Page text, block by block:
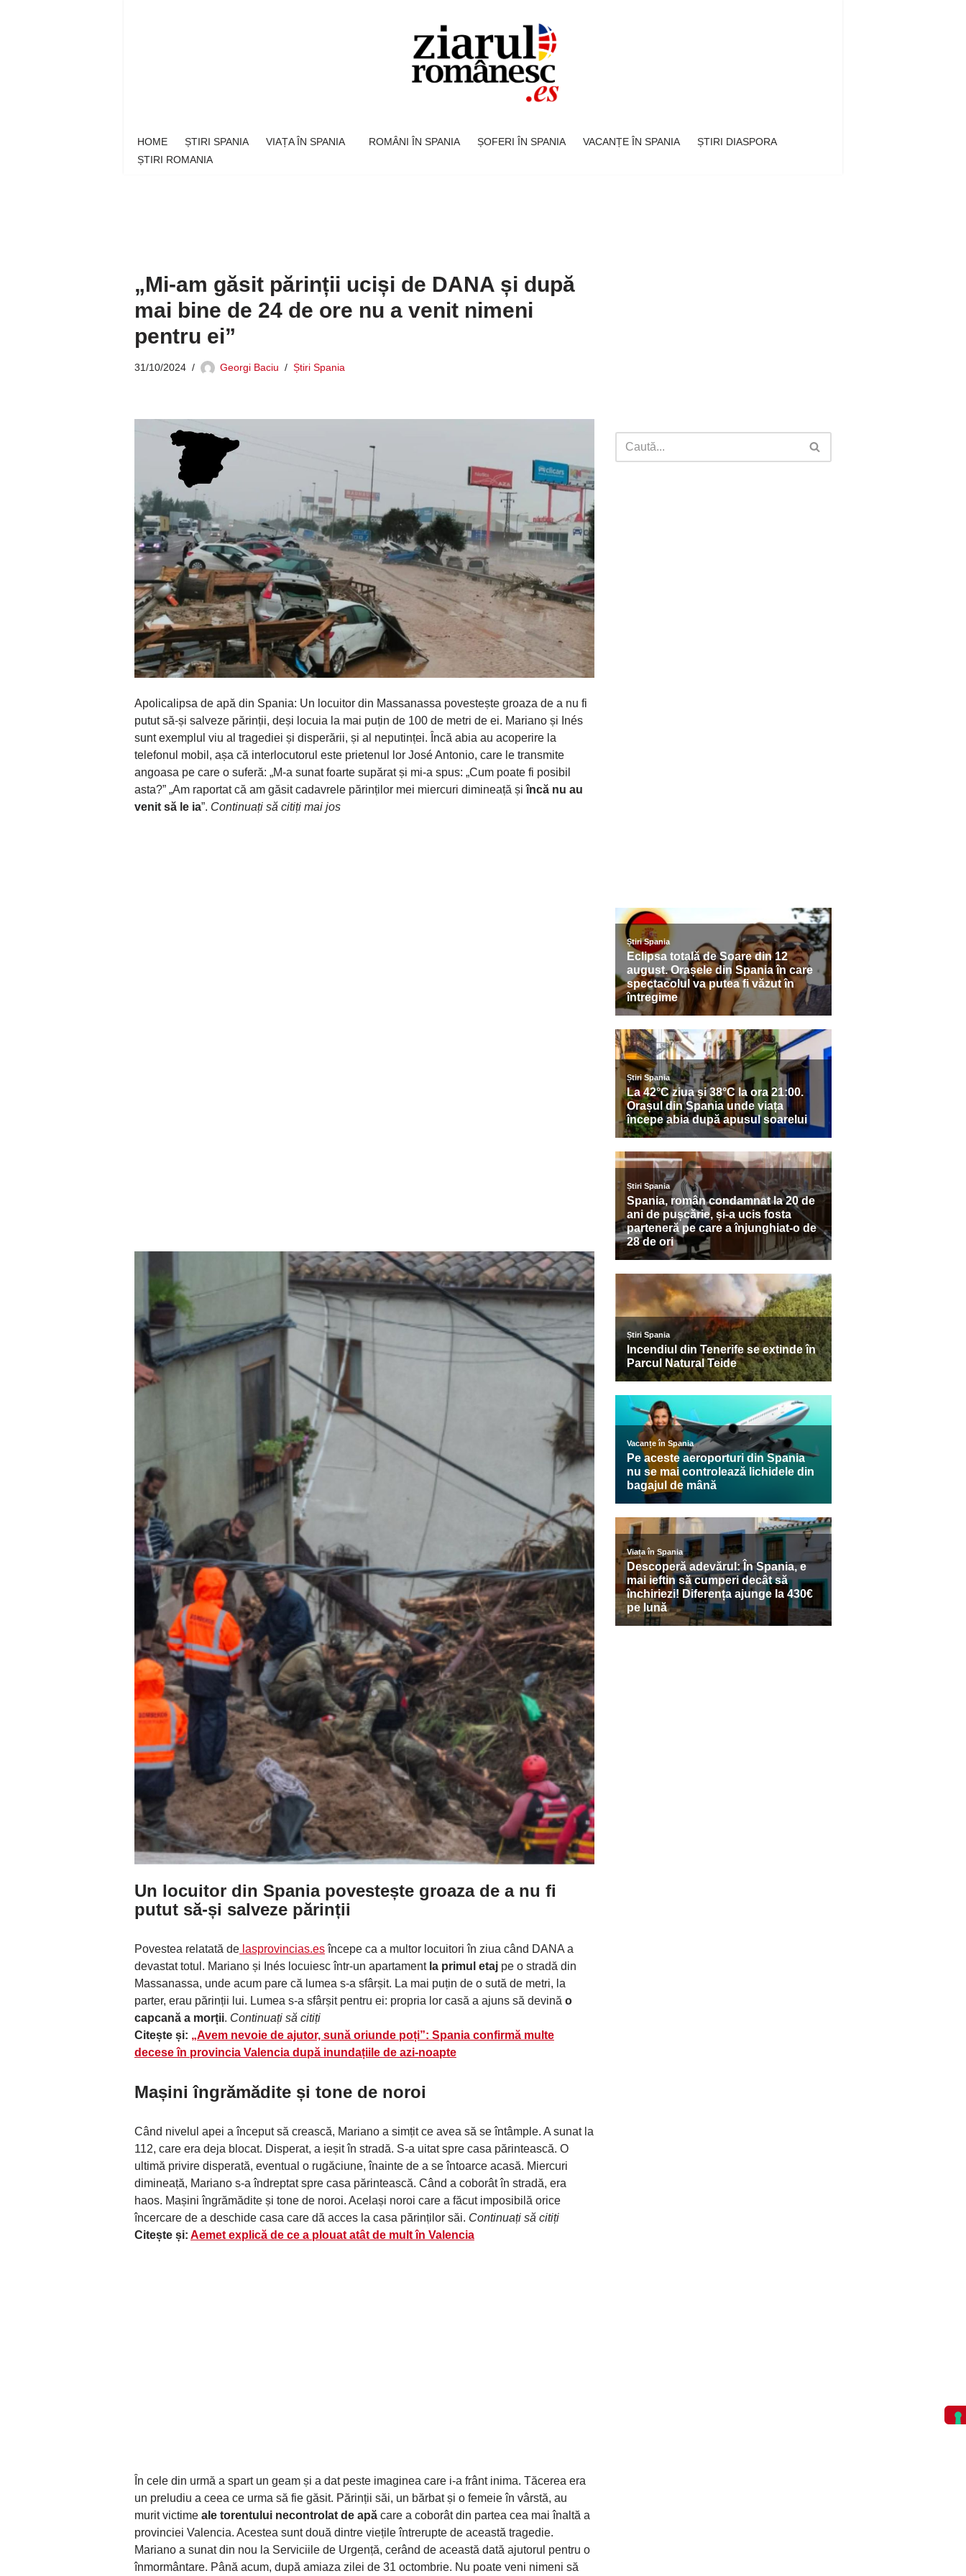
HOME ȘTIRI SPANIA VIAȚA ÎN SPANIA ROMÂNI ÎN SPANIA ȘOFERI ÎN SPANIA VACANȚE ÎN SPANIA
ȘTIRI DIASPORA
ȘTIRI ROMANIA
„Mi-am găsit părinții uciși de DANA și după
mai bine de 24 de ore nu a venit nimeni
pentru ei”
31/10/2024 Georgi Baciu Știri Spania
Apolicalipsa de apă din Spania: Un locuitor din Massanassa povestește groaza de a nu fi
putut să-și salveze părinții, deși locuia la mai puțin de 100 de metri de ei. Mariano și Inés
sunt exemplul viu al tragediei și disperării, și al neputinței. Încă abia au acoperire la
telefonul mobil, așa că interlocutorul este prietenul lor José Antonio, care le transmite
angoasa pe care o suferă: „M-a sunat foarte supărat și mi-a spus: „Cum poate fi posibil
asta?” „Am raportat că am găsit cadavrele părinților mei miercuri dimineață șiîncă nu au
venit să le ia”. Continuați să citiți mai jos
Un locuitor din Spania povestește groaza de a nu fi
putut să-și salveze părinții
Povestea relatată de lasprovincias.esîncepe ca a multor locuitori în ziua când DANA a
devastat totul. Mariano și Inés locuiesc într-un apartamentla primul etaj pe o stradă din
Massanassa, unde acum pare că lumea s-a sfârșit. La mai puțin de o sută de metri, la
parter, erau părinții lui. Lumea s-a sfârșit pentru ei: propria lor casă a ajuns să devină o
capcană a morții. Continuați să citiți
Citește și: „Avem nevoie de ajutor, sună oriunde poți”: Spania confirmă multe
decese în provincia Valencia după inundațiile de azi-noapte
Mașini îngrămădite și tone de noroi
Când nivelul apei a început să crească, Mariano a simțit ce avea să se întâmple. A sunat la
112, care era deja blocat. Disperat, a ieșit în stradă. S-a uitat spre casa părintească. O
ultimă privire disperată, eventual o rugăciune, înainte de a se întoarce acasă. Miercuri
dimineață, Mariano s-a îndreptat spre casa părintească. Când a coborât în ​​stradă, era
haos. Mașini îngrămădite și tone de noroi. Același noroi care a făcut imposibilă orice
încercare de a deschide casa care dă acces la casa părinților săi. Continuați să citiți
Citește și: Aemet explică de ce a plouat atât de mult în Valencia
În cele din urmă a spart un geam și a dat peste imaginea care i-a frânt inima. Tăcerea era
un preludiu a ceea ce urma să fie găsit. Părinții săi, un bărbat și o femeie în vârstă, au
murit victime ale torentului necontrolat de apă care a coborât din partea cea mai înaltă a
provinciei Valencia. Acestea sunt două dintre viețile întrerupte de această tragedie.
Mariano a sunat din nou la Serviciile de Urgență, cerând de această dată ajutorul pentru o
înmormântare. Până acum, după amiaza zilei de 31 octombrie. Nu poate veni nimeni să